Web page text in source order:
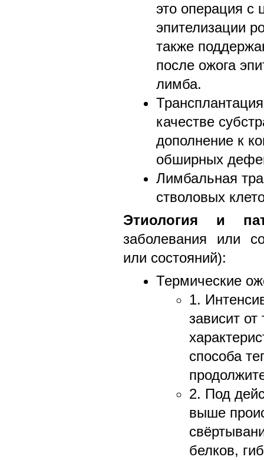
это операция с
эпителизации
также
после ожога
лимба.
качестве
дополнение к
обширных
Лимбальная
стволовых
Этиология и
заболевания или
или состояний):
Термические
1.
зависит
способа
2. Под
выше
белков,